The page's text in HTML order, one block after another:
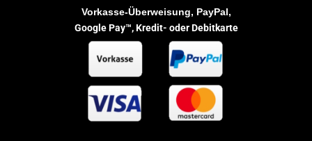
Vorkasse-Überweisung, PayPal,
Google Pay™,Kredit- oder Debitkarte